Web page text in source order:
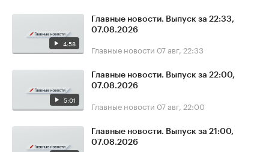
4:58
Главные новости. Выпуск за 22:33,
07.08.2026
Главные новости 07 авг, 22:33
5:01
Главные новости. Выпуск за 22:00,
07.08.2026
Главные новости 07 авг, 22:00
Главные новости. Выпуск за 21:00,
07.08.2026